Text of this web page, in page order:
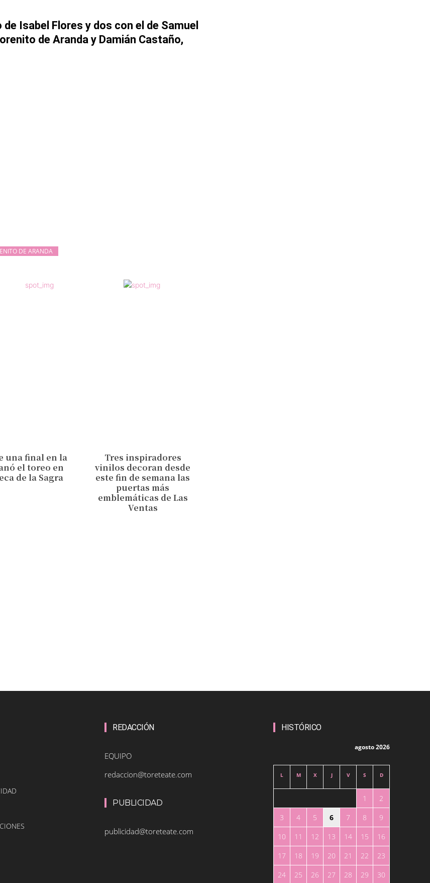
Isabel Flores y dos con el de Samuel
de Aranda y Damián Castaño,
DE ARANDA
una final en la
el toreo en
de la Sagra
Tres inspiradores
vinilos decoran desde
este fin de semana las
puertas más
emblemáticas de Las
Ventas
REDACCIÓN
EQUIPO
redaccion@toreteate.com
PUBLICIDAD
publicidad@toreteate.com
HISTÓRICO
agosto 2026
L M X J V S D
1
2
3
4 5 6 7 8
9
10
11 12 13 14 15
16
17
18 19 20 21 22
23
24
25 26 27 28 29 30